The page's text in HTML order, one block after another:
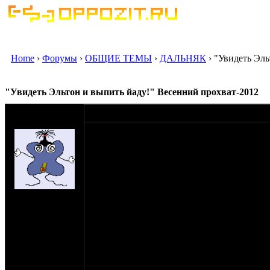
Home › Форумы › ОБЩИЕ ТЕМЫ › ДАЛЬНЯК › "Увидеть
"Увидеть Эльтон и выпить йаду!" Весенний прохват-2012